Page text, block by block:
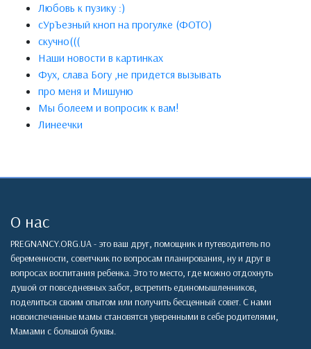
Любовь к пузику :)
сУрЪезный кноп на прогулке (ФОТО)
скучно(((
Наши новости в картинках
Фух, слава Богу ,не придется вызывать
про меня и Мишуню
Мы болеем и вопросик к вам!
Линеечки
О нас
PREGNANCY.ORG.UA - это ваш друг, помощник и путеводитель по
беременности, советчкик по вопросам планирования, ну и друг в
вопросах воспитания ребенка. Это то место, где можно отдохнуть
душой от повседневных забот, встретить единомышленников,
поделиться своим опытом или получить бесценный совет. С нами
новоиспеченные мамы становятся уверенными в себе родителями,
Мамами с большой буквы.